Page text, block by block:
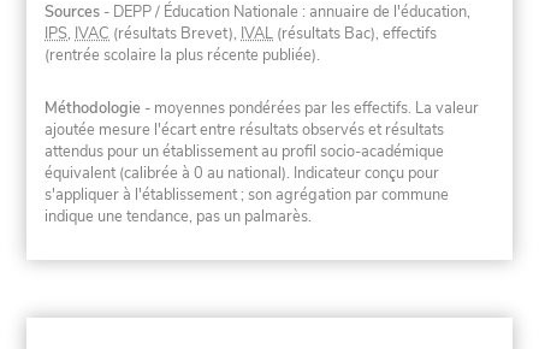
Sources - DEPP / Éducation Nationale : annuaire de l'éducation,
IPS, IVAC (résultats Brevet), IVAL (résultats Bac), effectifs
(rentrée scolaire la plus récente publiée).
Méthodologie - moyennes pondérées par les effectifs. La valeur
ajoutée mesure l'écart entre résultats observés et résultats
attendus pour un établissement au profil socio-académique
équivalent (calibrée à 0 au national). Indicateur conçu pour
s'appliquer à l'établissement ; son agrégation par commune
indique une tendance, pas un palmarès.